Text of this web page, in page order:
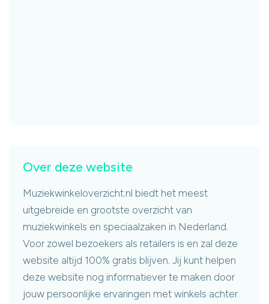
Over deze website
Muziekwinkeloverzicht.nl biedt het meest
uitgebreide en grootste overzicht van
muziekwinkels en speciaalzaken in Nederland.
Voor zowel bezoekers als retailers is en zal deze
website altijd 100% gratis blijven. Jij kunt helpen
deze website nog informatiever te maken door
jouw persoonlijke ervaringen met winkels achter